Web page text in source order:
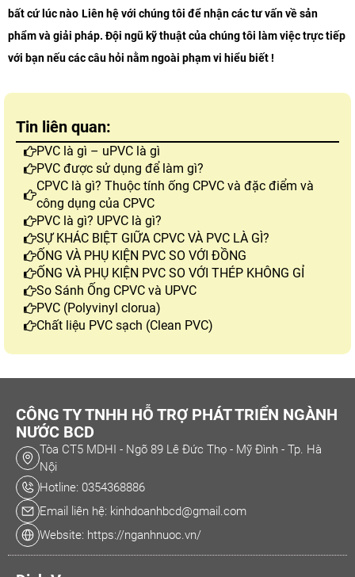
bất cứ lúc nào Liên hệ với chúng tôi để nhận các tư vấn về sản
phẩm và giải pháp. Đội ngũ kỹ thuật của chúng tôi làm việc trực tiếp
với bạn nếu các câu hỏi nằm ngoài phạm vi hiểu biết !
Tin liên quan:
PVC là gì – uPVC là gì
PVC được sử dụng để làm gì?
CPVC là gì? Thuộc tính ống CPVC và đặc điểm và
công dụng của CPVC
PVC là gì? UPVC là gì?
SỰ KHÁC BIỆT GIỮA CPVC VÀ PVC LÀ GÌ?
ỐNG VÀ PHỤ KIỆN PVC SO VỚI ĐỒNG
ỐNG VÀ PHỤ KIỆN PVC SO VỚI THÉP KHÔNG GỈ
So Sánh Ống CPVC và UPVC
PVC (Polyvinyl clorua)
Chất liệu PVC sạch (Clean PVC)
CÔNG TY TNHH HỖ TRỢ PHÁT TRIỂN NGÀNH
NƯỚC BCD
Tòa CT5 MDHI - Ngõ 89 Lê Đức Thọ - Mỹ Đình - Tp. Hà
Nội
Hotline: 0354368886
Email liên hệ: kinhdoanhbcd@gmail.com
Website: https://nganhnuoc.vn/